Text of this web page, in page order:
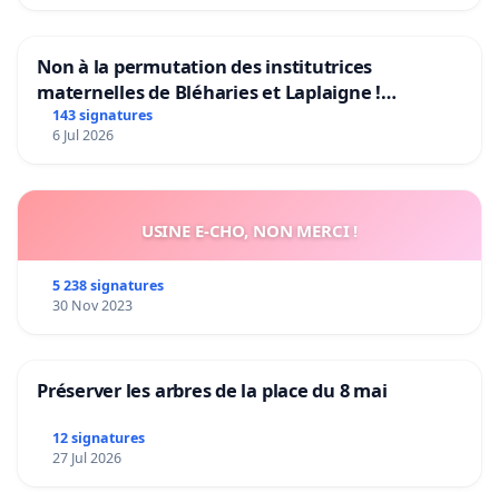
Non à la permutation des institutrices
maternelles de Bléharies et Laplaigne !
Préservons la stabilité de nos enfants.
143 signatures
6 Jul 2026
USINE E-CHO, NON MERCI !
5 238 signatures
30 Nov 2023
Préserver les arbres de la place du 8 mai
12 signatures
27 Jul 2026